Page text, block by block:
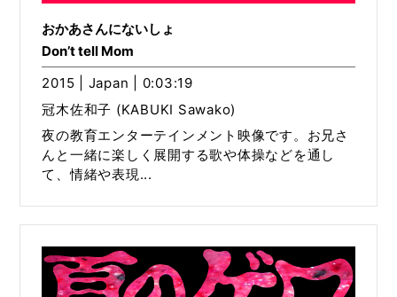
おかあさんにないしょ
Don’t tell Mom
2015 | Japan | 0:03:19
冠木佐和子 (KABUKI Sawako)
夜の教育エンターテインメント映像です。お兄さ
んと一緒に楽しく展開する歌や体操などを通し
て、情緒や表現...